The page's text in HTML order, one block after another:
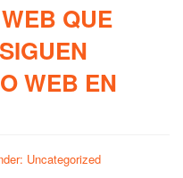
QUE
WEB EN
Uncategorized